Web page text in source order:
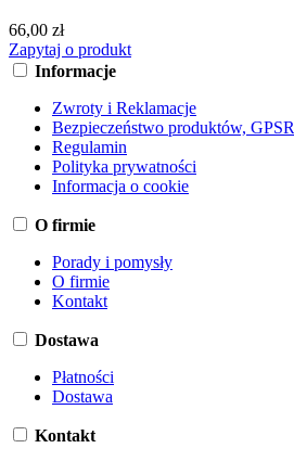
66,00 zł
Zapytaj o produkt
Informacje
Zwroty i Reklamacje
Bezpieczeństwo produktów, GPSR
Regulamin
Polityka prywatności
Informacja o cookie
O firmie
Porady i pomysły
O firmie
Kontakt
Dostawa
Płatności
Dostawa
Kontakt